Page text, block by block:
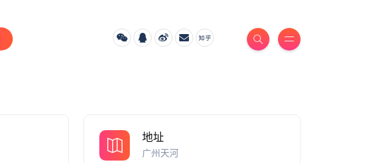
地址
广州天河